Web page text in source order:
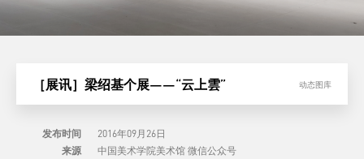
［展讯］梁绍基个展——“云上雲” 动态图库
发布时间
2016年09月26日
来源
中国美术学院美术馆 微信公众号